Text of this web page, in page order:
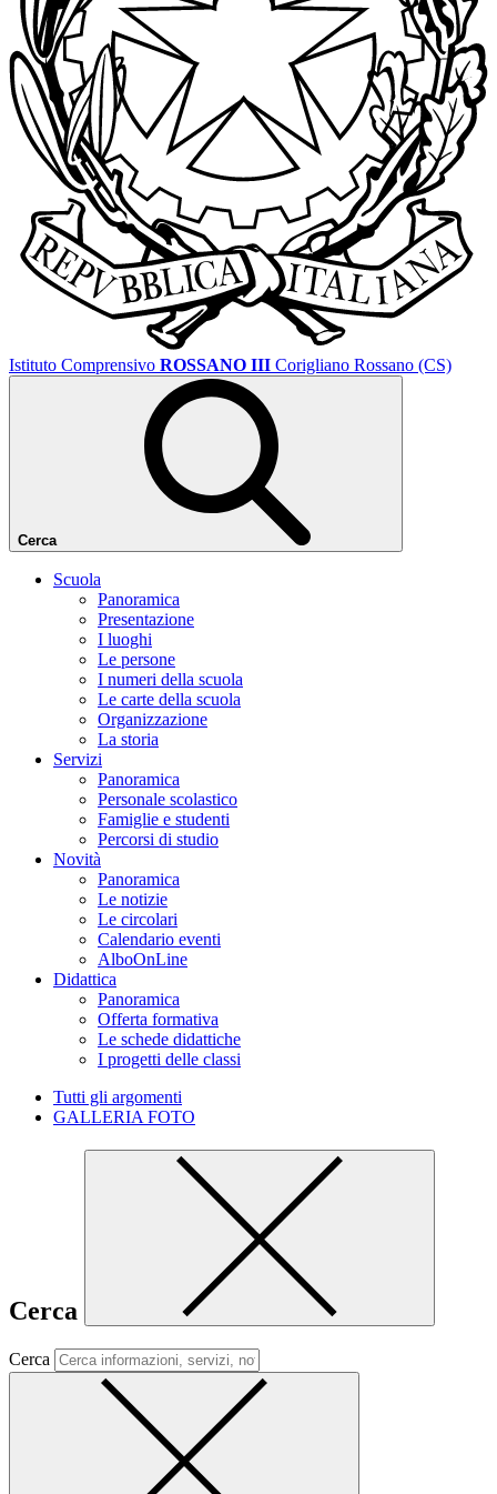
Istituto Comprensivo ROSSANO III Corigliano Rossano (CS)
Cerca
Scuola
Panoramica
Presentazione
I luoghi
Le persone
I numeri della scuola
Le carte della scuola
Organizzazione
La storia
Servizi
Panoramica
Personale scolastico
Famiglie e studenti
Percorsi di studio
Novità
Panoramica
Le notizie
Le circolari
Calendario eventi
AlboOnLine
Didattica
Panoramica
Offerta formativa
Le schede didattiche
I progetti delle classi
Tutti gli argomenti
GALLERIA FOTO
Cerca
Cerca